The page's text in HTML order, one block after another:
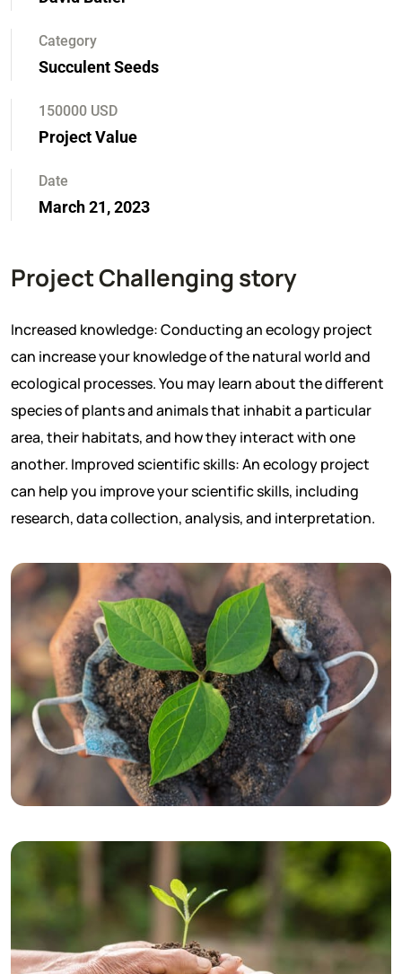
Category
Succulent Seeds
150000 USD
Project Value
Date
March 21, 2023
Project Challenging story
Increased knowledge: Conducting an ecology project
can increase your knowledge of the natural world and
ecological processes. You may learn about the different
species of plants and animals that inhabit a particular
area, their habitats, and how they interact with one
another. Improved scientific skills: An ecology project
can help you improve your scientific skills, including
research, data collection, analysis, and interpretation.